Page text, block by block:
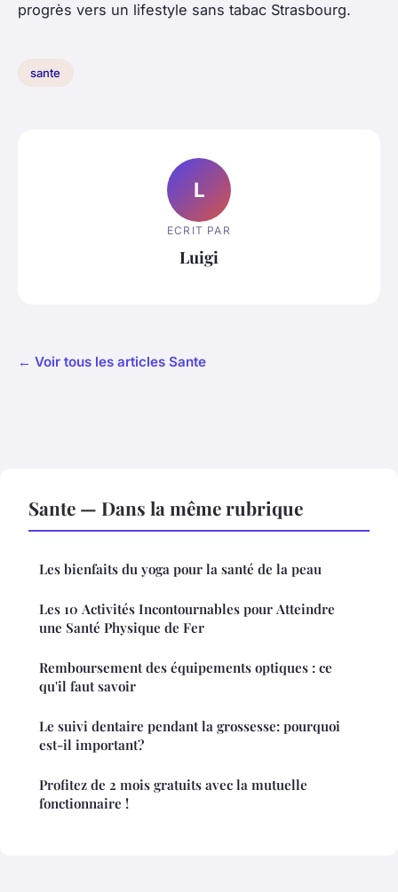
progrès vers un lifestyle sans tabac Strasbourg.
sante
L
ECRIT PAR
Luigi
← Voir tous les articles Sante
Sante — Dans la même rubrique
Les bienfaits du yoga pour la santé de la peau
Les 10 Activités Incontournables pour Atteindre
une Santé Physique de Fer
Remboursement des équipements optiques : ce
qu'il faut savoir
Le suivi dentaire pendant la grossesse: pourquoi
est-il important?
Profitez de 2 mois gratuits avec la mutuelle
fonctionnaire !